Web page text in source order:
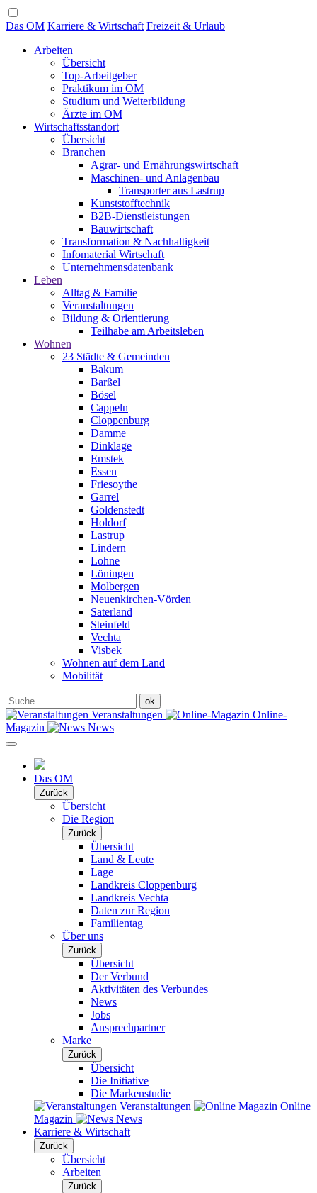
Das OM Karriere & Wirtschaft Freizeit & Urlaub
Arbeiten
Übersicht
Top-Arbeitgeber
Praktikum im OM
Studium und Weiterbildung
Ärzte im OM
Wirtschaftsstandort
Übersicht
Branchen
Agrar- und Ernährungswirtschaft
Maschinen- und Anlagenbau
Transporter aus Lastrup
Kunststofftechnik
B2B-Dienstleistungen
Bauwirtschaft
Transformation & Nachhaltigkeit
Infomaterial Wirtschaft
Unternehmensdatenbank
Leben
Alltag & Familie
Veranstaltungen
Bildung & Orientierung
Teilhabe am Arbeitsleben
Wohnen
23 Städte & Gemeinden
Bakum
Barßel
Bösel
Cappeln
Cloppenburg
Damme
Dinklage
Emstek
Essen
Friesoythe
Garrel
Goldenstedt
Holdorf
Lastrup
Lindern
Lohne
Löningen
Molbergen
Neuenkirchen-Vörden
Saterland
Steinfeld
Vechta
Visbek
Wohnen auf dem Land
Mobilität
Veranstaltungen
Online-
Magazin
News
Das OM
Zurück
Übersicht
Die Region
Zurück
Übersicht
Land & Leute
Lage
Landkreis Cloppenburg
Landkreis Vechta
Daten zur Region
Familientag
Über uns
Zurück
Übersicht
Der Verbund
Aktivitäten des Verbundes
News
Jobs
Ansprechpartner
Marke
Zurück
Übersicht
Die Initiative
Die Markenstudie
Veranstaltungen
Online
Magazin
News
Karriere & Wirtschaft
Zurück
Übersicht
Arbeiten
Zurück